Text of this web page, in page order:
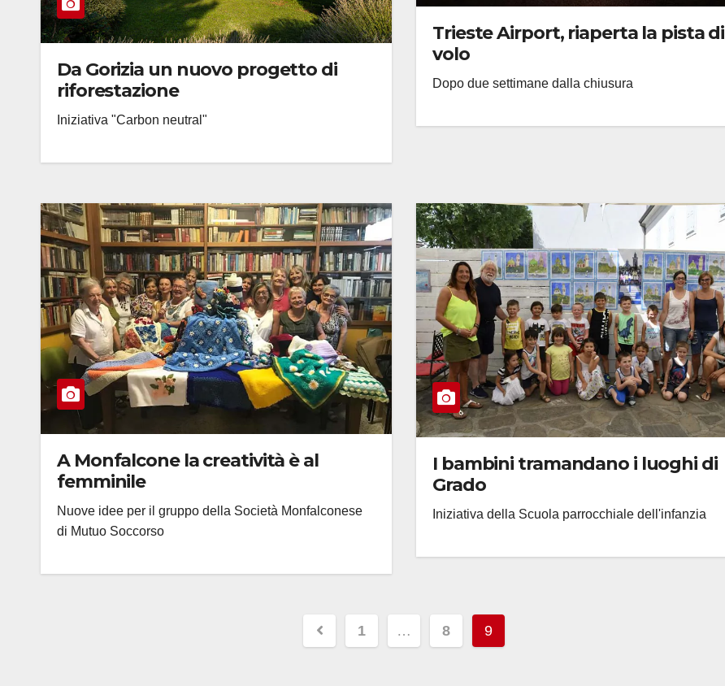
Da Gorizia un nuovo progetto di
riforestazione
Iniziativa "Carbon neutral"
Trieste Airport, riaperta la pista di
volo
Dopo due settimane dalla chiusura
A Monfalcone la creatività è al
femminile
Nuove idee per il gruppo della Società Monfalconese
di Mutuo Soccorso
I bambini tramandano i luoghi di
Grado
Iniziativa della Scuola parrocchiale dell'infanzia
Paginazione
degli
1 … 8 9